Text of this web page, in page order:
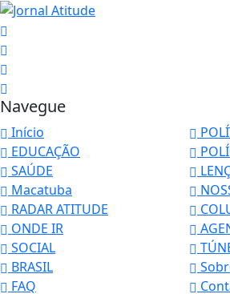
Navegue
Início
EDUCAÇÃO
SAÚDE
Macatuba
RADAR ATITUDE
ONDE IR
SOCIAL
BRASIL
FAQ